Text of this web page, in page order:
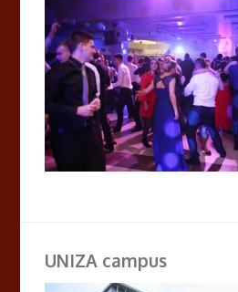
UNIZA campus